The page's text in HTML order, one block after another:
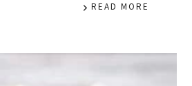
READ MORE